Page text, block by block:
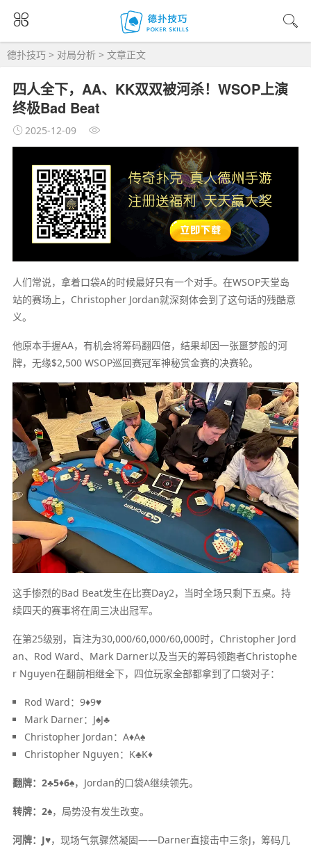
德扑技巧 > 对局分析 > 文章正文
四人全下，AA、KK双双被河杀！WSOP上演
终极Bad Beat
2025-12-09
人们常说，拿着口袋A的时候最好只有一个对手。在WSOP天堂岛
站的赛场上，Christopher Jordan就深刻体会到了这句话的残酷意
义。
他原本手握AA，有机会将筹码翻四倍，结果却因一张噩梦般的河
牌，无缘$2,500 WSOP巡回赛冠军神秘赏金赛的决赛轮。
这手惨烈的Bad Beat发生在比赛Day2，当时全场只剩下五桌。持
续四天的赛事将在周三决出冠军。
在第25级别，盲注为30,000/60,000/60,000时，Christopher Jord
an、Rod Ward、Mark Darner以及当天的筹码领跑者Christophe
r Nguyen在翻前相继全下，四位玩家全部都拿到了口袋对子：
Rod Ward：9♦9♥
Mark Darner：J♠J♣
Christopher Jordan：A♦A♠
Christopher Nguyen：K♣K♦
翻牌：2♣5♦6♠，Jordan的口袋A继续领先。
转牌：2♠，局势没有发生改变。
河牌：J♥，现场气氛骤然凝固——Darner直接击中三条J，筹码几